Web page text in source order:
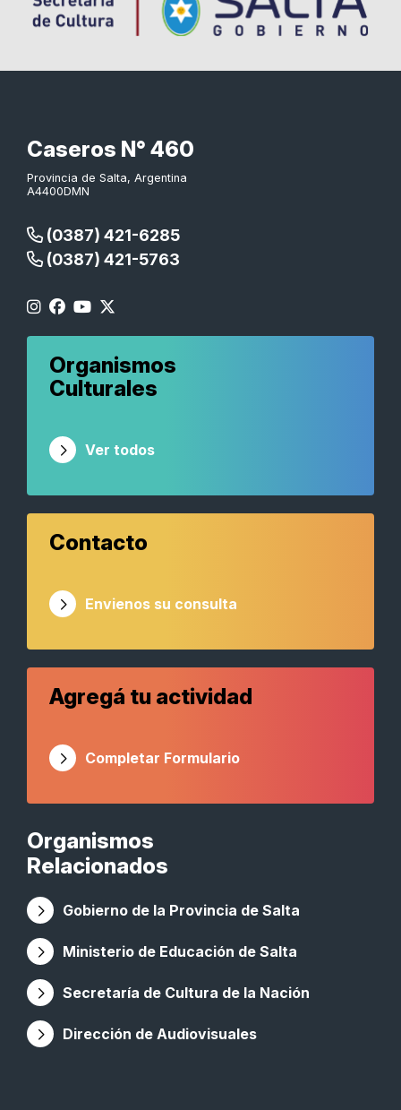
Caseros N° 460
Provincia de Salta, Argentina
A4400DMN
(0387) 421-6285
(0387) 421-5763
Organismos
Relacionados
Gobierno de la Provincia de Salta
Ministerio de Educación de Salta
Secretaría de Cultura de la Nación
Dirección de Audiovisuales
Organismos
Culturales
Ver todos
Contacto
Envienos su consulta
Agregá tu actividad
Completar Formulario